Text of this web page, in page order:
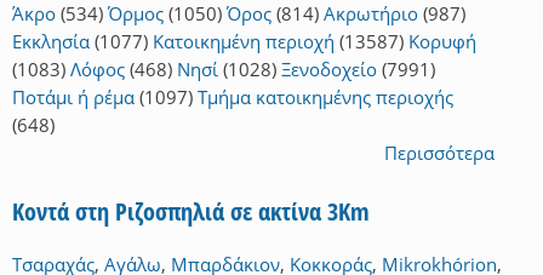
Άκρο (534) Όρμος (1050) Όρος (814) Ακρωτήριο (987)
Εκκλησία (1077) Κατοικημένη περιοχή (13587) Κορυφή
(1083) Λόφος (468) Νησί (1028) Ξενοδοχείο (7991)
Ποτάμι ή ρέμα (1097) Τμήμα κατοικημένης περιοχής
(648)
Περισσότερα
Κοντά στη Ριζοσπηλιά σε ακτίνα 3Km
Τσαραχάς, Αγάλω, Μπαρδάκιον, Κοκκοράς, Mikrokhórion,